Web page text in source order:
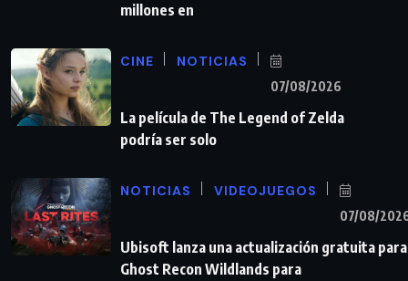
millones en
CINE NOTICIAS
07/08/2026
La película de The Legend of Zelda
podría ser solo
NOTICIAS VIDEOJUEGOS
07/08/
Ubisoft lanza una actualización gratuita para
Ghost Recon Wildlands para